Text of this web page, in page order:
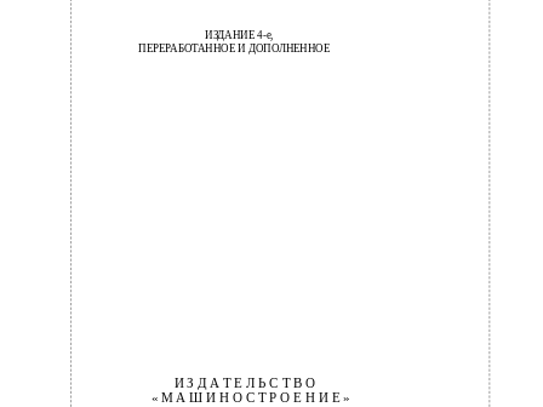
ИЗДАНИЕ 4-е,
ПЕРЕРАБОТАННОЕ И ДОПОЛНЕННОЕ
И З Д А Т Е Л Ь С Т В О
« М А Ш И Н О С Т Р О Е Н И Е »